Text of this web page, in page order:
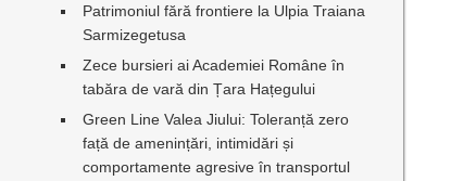
Patrimoniul fără frontiere la Ulpia Traiana
Sarmizegetusa
Zece bursieri ai Academiei Române în
tabăra de vară din Țara Hațegului
Green Line Valea Jiului: Toleranță zero
față de amenințări, intimidări și
comportamente agresive în transportul